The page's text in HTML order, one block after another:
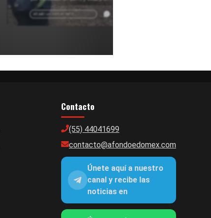
Añadir un comentario ...
Información sobre conflictos en comunidades del
Edomex.
Contacto
(55) 44041699
contacto@afondoedomex.com
Únete aquí a nuestro
canal y recibe las
noticias en